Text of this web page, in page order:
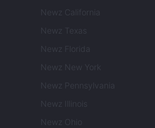
Newz California
Newz Texas
Newz Florida
Newz New York
Newz Pennsylvania
Newz Illinois
Newz Ohio